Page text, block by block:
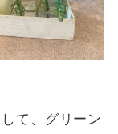
て、グリーン